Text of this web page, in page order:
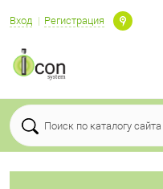
Вход Регистрация